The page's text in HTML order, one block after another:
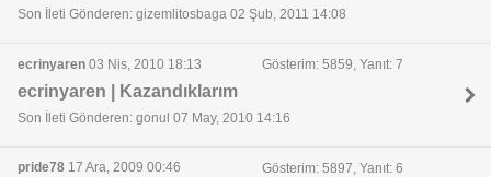
Son İleti Gönderen: gizemlitosbaga 02 Şub, 2011 14:08
ecrinyaren 03 Nis, 2010 18:13 Gösterim: 5859, Yanıt: 7
ecrinyaren | Kazandıklarım
Son İleti Gönderen: gonul 07 May, 2010 14:16
pride78 17 Ara, 2009 00:46 Gösterim: 5897, Yanıt: 6